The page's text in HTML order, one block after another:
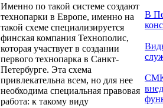
Именно по такой системе создают
технопарки в Европе, именно на
такой схеме специализируется
финская компания Технополис,
которая участвует в создании
первого технопарка в Санкт-
Петербурге. Эта схема
привлекательна всем, но для нее
необходима специальная правовая
работа: к такому виду
В